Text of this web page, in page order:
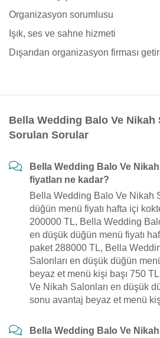
Organizasyon sorumlusu
Işık, ses ve sahne hizmeti
Dışarıdan organizasyon firması
Bella Wedding Balo Ve Nikah
Sorulan Sorular
Bella Wedding Balo Ve
fiyatları ne kadar?
Bella Wedding Balo Ve Nikah
düğün menü fiyatı hafta içi
200000 TL, Bella Wedding
en düşük düğün menü fiyatı
paket 288000 TL, Bella
Salonları en düşük düğün
beyaz et menü kişi başı 750
Ve Nikah Salonları en düşük
sonu avantaj beyaz et menü
Bella Wedding Balo Ve